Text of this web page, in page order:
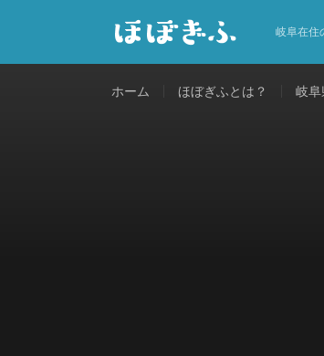
岐阜在住
ホーム ほぼぎふとは？ 岐阜